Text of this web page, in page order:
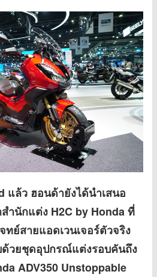
แล้ว ฮอนด้ายังได้นำเสนอ
ำนักแต่ง H2C by Honda ที่
ย์สายแอดเวนเจอร์ตัวจริง
ด้วยชุดอุปกรณ์แต่งรอบคันถึง
ADV350 Unstoppable